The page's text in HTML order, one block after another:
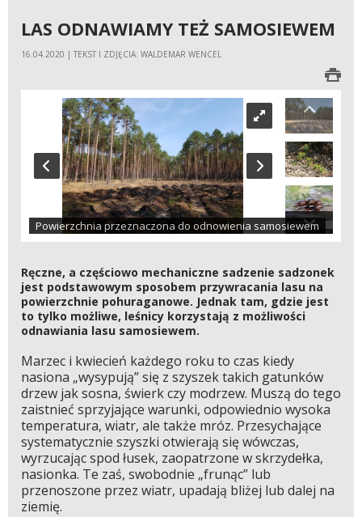
LAS ODNAWIAMY TEŻ SAMOSIEWEM
16.04.2020 | TEKST I ZDJĘCIA: WALDEMAR WENCEL
Powierzchnia przeznaczona do odnowienia samosiewem
Ręczne, a częściowo mechaniczne sadzenie sadzonek
jest podstawowym sposobem przywracania lasu na
powierzchnie pohuraganowe. Jednak tam, gdzie jest
to tylko możliwe, leśnicy korzystają z możliwości
odnawiania lasu samosiewem.
Marzec i kwiecień każdego roku to czas kiedy
nasiona „wysypują” się z szyszek takich gatunków
drzew jak sosna, świerk czy modrzew. Muszą do tego
zaistnieć sprzyjające warunki, odpowiednio wysoka
temperatura, wiatr, ale także mróz. Przesychające
systematycznie szyszki otwierają się wówczas,
wyrzucając spod łusek, zaopatrzone w skrzydełka,
nasionka. Te zaś, swobodnie „frunąc” lub
przenoszone przez wiatr, upadają bliżej lub dalej na
ziemię.